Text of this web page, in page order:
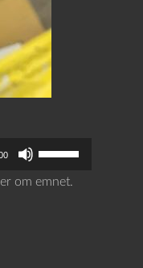
B
om emnet.